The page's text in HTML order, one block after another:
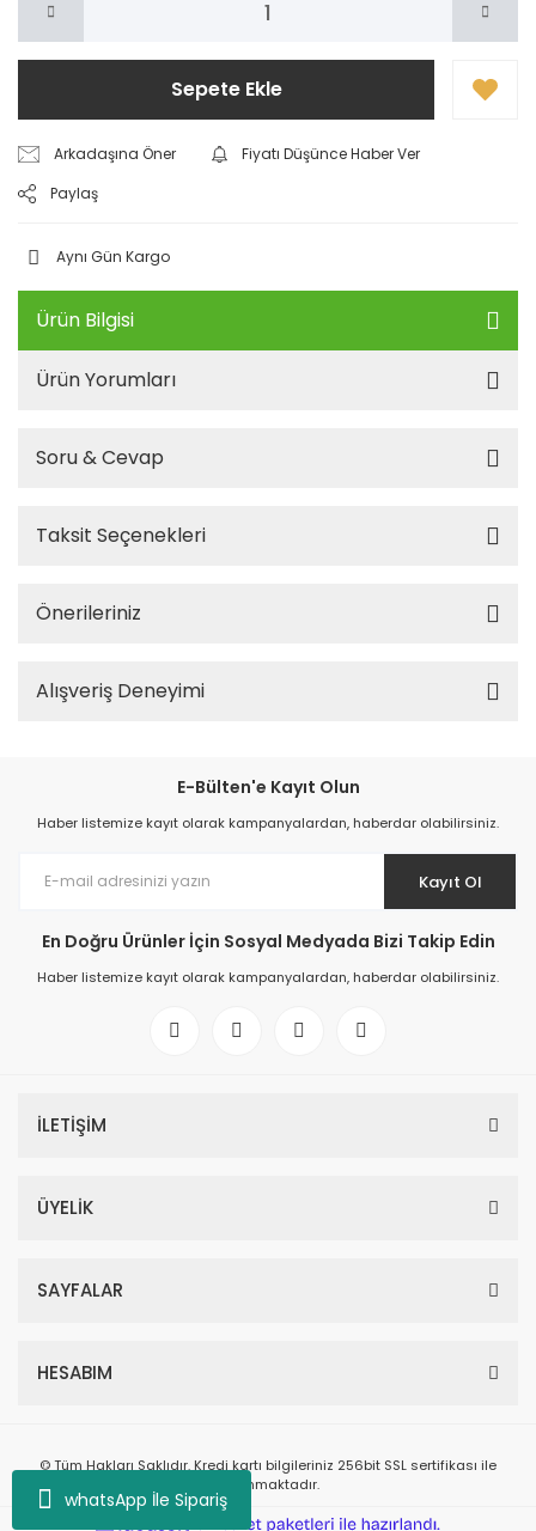
whatsApp İle Sipariş
Sepete Ekle
Arkadaşına Öner
Fiyatı Düşünce Haber Ver
Paylaş
Aynı Gün Kargo
Ürün Bilgisi
Ürün Yorumları
Soru & Cevap
Taksit Seçenekleri
Önerileriniz
Alışveriş Deneyimi
E-Bülten'e Kayıt Olun
Haber listemize kayıt olarak kampanyalardan, haberdar olabilirsiniz.
Kayıt Ol
En Doğru Ürünler İçin Sosyal Medyada Bizi Takip Edin
Haber listemize kayıt olarak kampanyalardan, haberdar olabilirsiniz.
İLETİŞİM
ÜYELİK
SAYFALAR
HESABIM
© Tüm Hakları Saklıdır. Kredi kartı bilgileriniz 256bit SSL sertifikası ile
korunmaktadır.
e-